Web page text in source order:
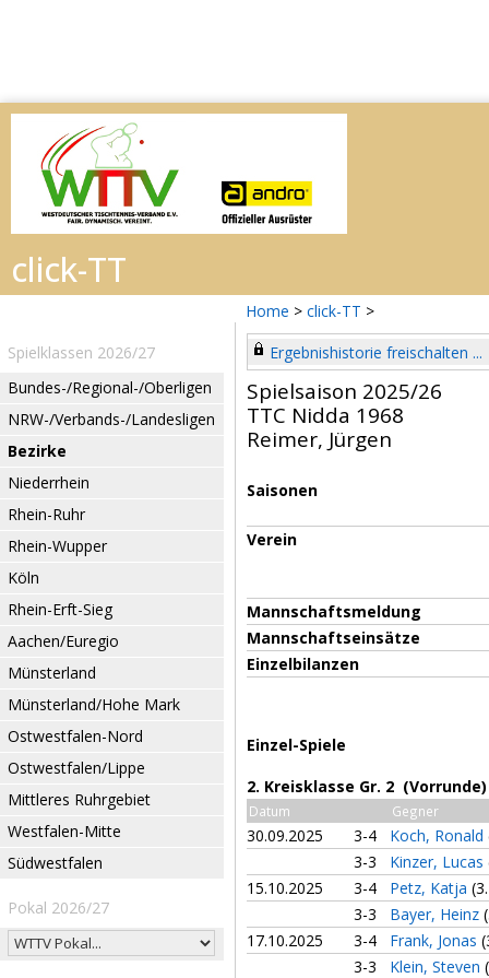
Home > click-TT >
Spielklassen 2026/27
Bundes-/Regional-/Oberligen
NRW-/Verbands-/Landesligen
Bezirke
Niederrhein
Rhein-Ruhr
Rhein-Wupper
Köln
Rhein-Erft-Sieg
Aachen/Euregio
Münsterland
Münsterland/Hohe Mark
Ostwestfalen-Nord
Ostwestfalen/Lippe
Mittleres Ruhrgebiet
Westfalen-Mitte
Südwestfalen
Pokal 2026/27
Ergebnishistorie freischalten ...
Spielsaison 2025/26
TTC Nidda 1968
Reimer, Jürgen
Saisonen
Verein
Mannschaftsmeldung
Mannschaftseinsätze
Einzelbilanzen
Einzel-Spiele
2. Kreisklasse Gr. 2 (Vorrunde)
Datum Gegner
30.09.2025 3-4 Koch, Ronald
3-3
Kinzer, Lucas
15.10.2025
3-4 Petz, Katja
3-3
Bayer, Heinz
17.10.2025
3-4 Frank, Jonas
3-3
Klein, Steven